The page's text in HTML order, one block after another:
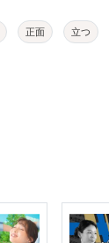
正面 立つ